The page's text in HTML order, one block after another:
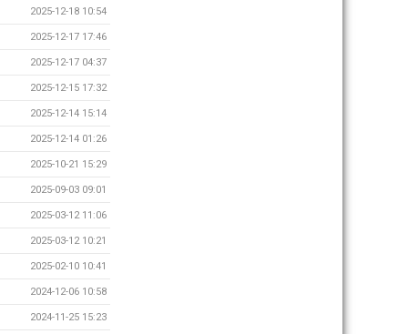
2025-12-18 10:54
2025-12-17 17:46
2025-12-17 04:37
2025-12-15 17:32
2025-12-14 15:14
2025-12-14 01:26
2025-10-21 15:29
2025-09-03 09:01
2025-03-12 11:06
2025-03-12 10:21
2025-02-10 10:41
2024-12-06 10:58
2024-11-25 15:23